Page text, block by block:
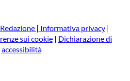
a
Redazione | Informativa privacy|
sui cookie| Dichiarazione di
accessibilità